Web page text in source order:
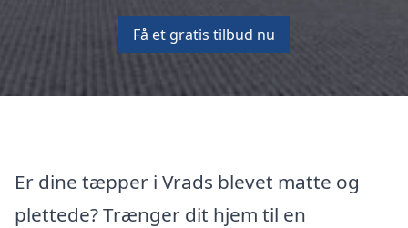
Få et gratis tilbud nu
Er dine tæpper i Vrads blevet matte og
plettede? Trænger dit hjem til en